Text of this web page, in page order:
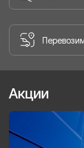
Акции